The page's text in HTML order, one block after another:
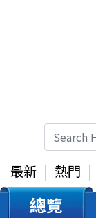
最新 熱門
總覽